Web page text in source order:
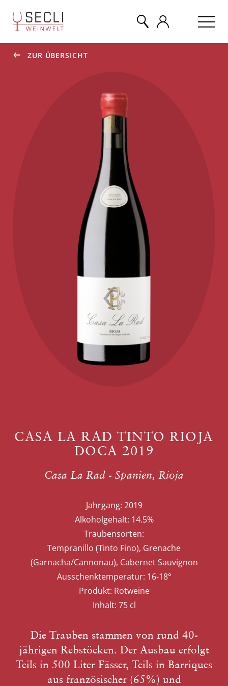
ZUR ÜBERSICHT
CASA LA RAD TINTO RIOJA
DOCA 2019
Casa La Rad - Spanien, Rioja
Jahrgang: 2019
Alkoholgehalt: 14.5%
Traubensorten:
Tempranillo (Tinto Fino), Grenache
(Garnacha/Cannonau), Cabernet Sauvignon
Ausschenktemperatur: 16-18°
Produkt: Rotweine
Inhalt: 75 cl
Die Trauben stammen von rund 40-
jährigen Rebstöcken. Der Ausbau erfolgt
Teils in 500 Liter Fässer, Teils in Barriques
aus französischer (65%) und